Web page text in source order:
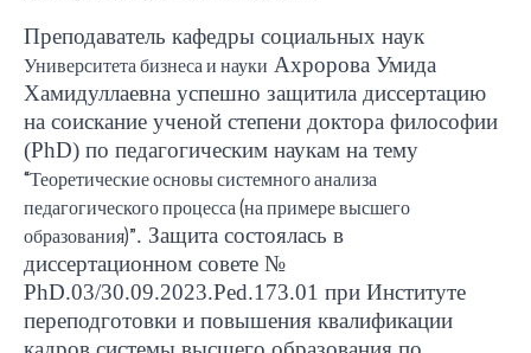
Преподаватель кафедры социальных наук
Университета бизнеса и науки Ахророва Умида
Хамидуллаевна успешно защитила диссертацию
на соискание ученой степени доктора философии
(PhD) по педагогическим наукам на тему
“Теоретические основы системного анализа
педагогического процесса (на примере высшего
образования)”. Защита состоялась в
диссертационном совете №
PhD.03/30.09.2023.Ped.173.01 при Институте
переподготовки и повышения квалификации